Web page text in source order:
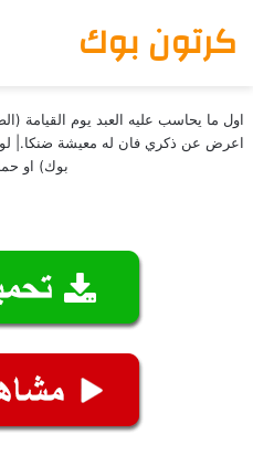
كرتون بوك
اول ما يحاسب عليه العبد يوم
اعرض عن ذكري فان له معيشة ضنكا.| لو
بوك) او